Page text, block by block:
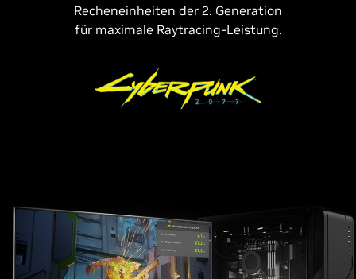
Recheneinheiten der 2. Generation
für maximale Raytracing-Leistung.